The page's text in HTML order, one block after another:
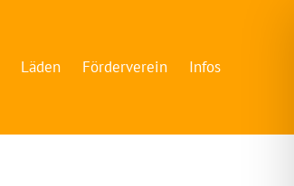
Läden Förderverein Infos